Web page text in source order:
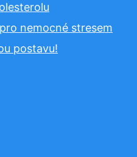
nemocné stresem
postavu!